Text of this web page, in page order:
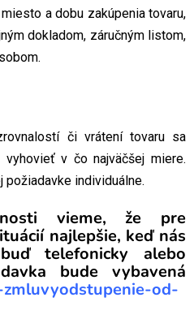
a dobu zakúpenia tovaru,
dokladom, záručným listom,
či vrátení tovaru sa
vyhovieť v čo najväčšej miere.
požiadavke individuálne.
vieme, že pre
najlepšie, keď nás
telefonicky alebo
bude vybavená
od-